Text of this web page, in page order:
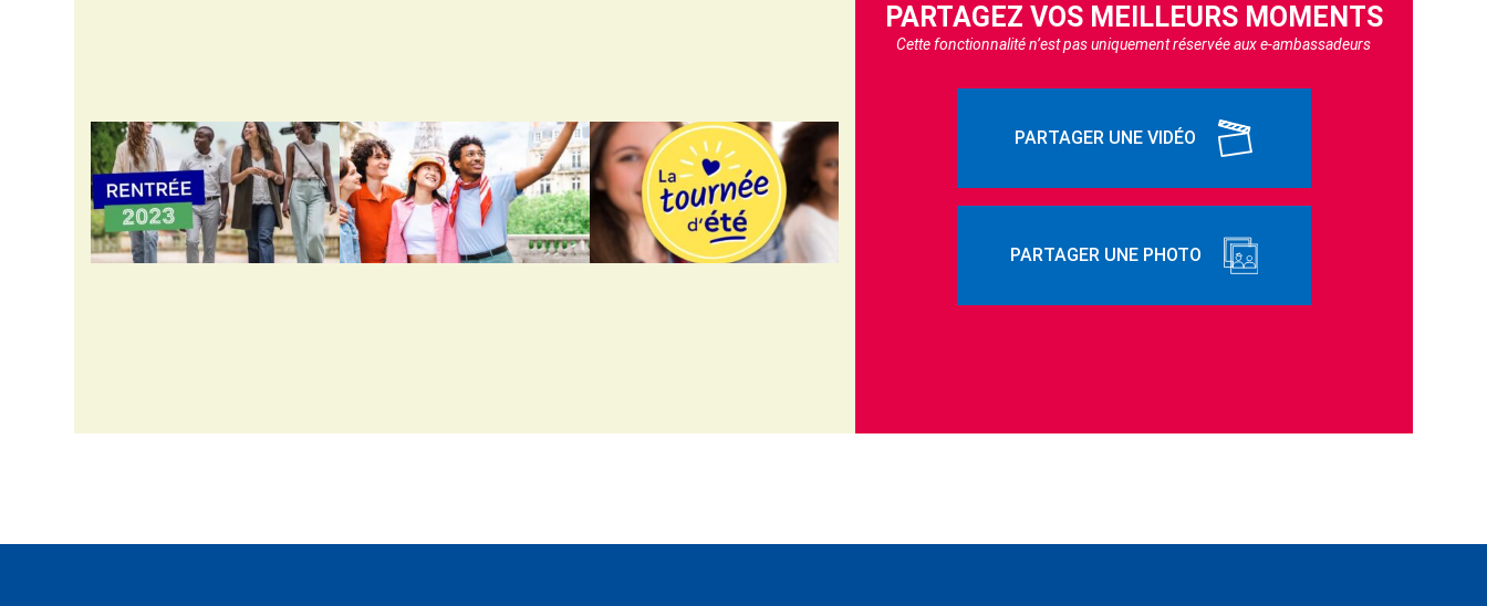
PARTAGEZ VOS MEILLEURS MOMENTS
Cette fonctionnalité n’est pas uniquement réservée aux e-ambassadeurs
PARTAGER UNE VIDÉO
PARTAGER UNE PHOTO